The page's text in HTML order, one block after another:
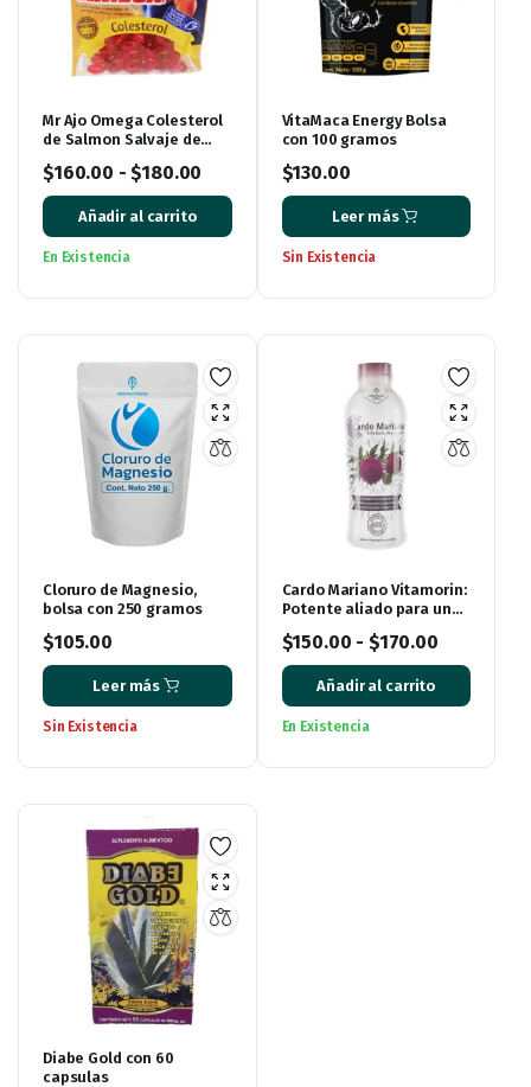
Mr Ajo Omega Colesterol
de Salmon Salvaje de
Cápsulas de Gel
$160.00 -$180.00
Añadir al carrito
En Existencia
VitaMaca Energy Bolsa
con 100 gramos
$130.00
Leer más
Sin Existencia
Cloruro de Magnesio,
bolsa con 250 gramos
$105.00
Leer más
Sin Existencia
Cardo Mariano Vitamorin:
Potente aliado para un
vida plena
$150.00 - $170.00
Añadir al carrito
En Existencia
Diabe Gold con 60
capsulas